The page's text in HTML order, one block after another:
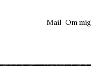
Mail Om mig